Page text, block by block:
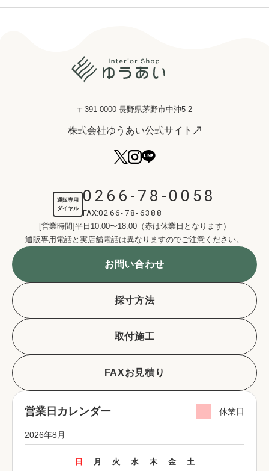
〒391-0000 長野県茅野市中沖5-2
株式会社ゆうあい公式サイト
通販専用
ダイヤル
0266-78-0058
FAX:0266-78-6388
[営業時間]平日10:00〜18:00（赤は休業日となります）
通販専用電話と実店舗電話は異なりますのでご注意ください。
お問い合わせ
採寸方法
取付施工
FAXお見積り
営業日カレンダー …休業日
2026年8月
日 月 火 水 木 金 土